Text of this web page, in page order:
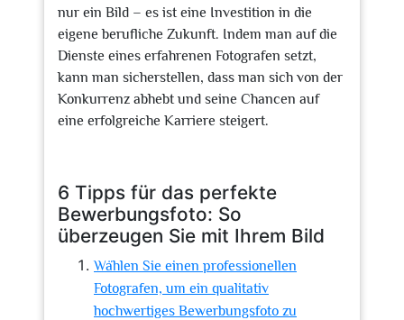
nur ein Bild – es ist eine Investition in die
eigene berufliche Zukunft. Indem man auf die
Dienste eines erfahrenen Fotografen setzt,
kann man sicherstellen, dass man sich von der
Konkurrenz abhebt und seine Chancen auf
eine erfolgreiche Karriere steigert.
6 Tipps für das perfekte
Bewerbungsfoto: So
überzeugen Sie mit Ihrem Bild
Wählen Sie einen professionellen
Fotografen, um ein qualitativ
hochwertiges Bewerbungsfoto zu